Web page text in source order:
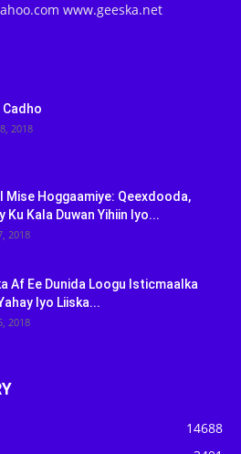
www.geeska.net
Cadho
2018
Mise Hoggaamiye: Qeexdooda,
Ku Kala Duwan Yihiin Iyo...
2018
Af Ee Dunida Loogu Isticmaalka
Iyo Liiska...
2018
14688